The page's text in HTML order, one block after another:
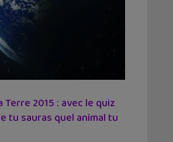
Terre 2015 : avec le quiz
tu sauras quel animal tu